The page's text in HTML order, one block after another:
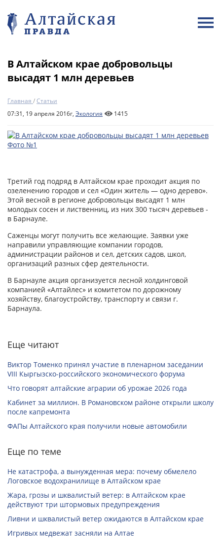
В Алтайском крае добровольцы
высадят 1 млн деревьев
Главная /Статьи
07:31, 19 апреля 2016г, Экология 1415
Третий год подряд в Алтайском крае проходит акция по
озеленению городов и сел «Один житель — одно дерево».
Этой весной в регионе добровольцы высадят 1 млн
молодых сосен и лиственниц, из них 300 тысяч деревьев -
в Барнауле.
Саженцы могут получить все желающие. Заявки уже
направили управляющие компании городов,
администрации районов и сел, детских садов, школ,
организаций разных сфер деятельности.
В Барнауле акция организуется лесной холдинговой
компанией «Алтайлес» и комитетом по дорожному
хозяйству, благоустройству, транспорту и связи г.
Барнаула.
Еще читают
Виктор Томенко принял участие в пленарном заседании
VIII Кыргызско-российского экономического форума
Что говорят алтайские аграрии об урожае 2026 года
Кабинет за миллион. В Романовском районе открыли школу
после капремонта
ФАПы Алтайского края получили новые автомобили
Еще по теме
Не катастрофа, а вынужденная мера: почему обмелело
Логовское водохранилище в Алтайском крае
Жара, грозы и шквалистый ветер: в Алтайском крае
действуют три штормовых предупреждения
Ливни и шквалистый ветер ожидаются в Алтайском крае
Игривых медвежат засняли на Алтае